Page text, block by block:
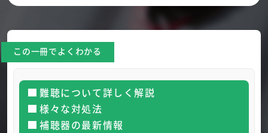
この一冊でよくわかる
難聴について詳しく解説
様々な対処法
補聴器の最新情報